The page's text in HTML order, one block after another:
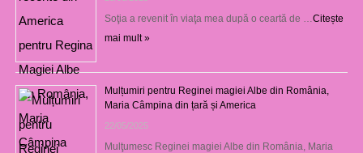
Soţia a revenit în viaţa mea după o ceartă de … Citește
mai mult »
Mulțumiri pentru Reginei magiei Albe din România,
Maria Câmpina din țară și America
22/05/2025
Mulţumesc Reginei magiei Albe din România, Maria